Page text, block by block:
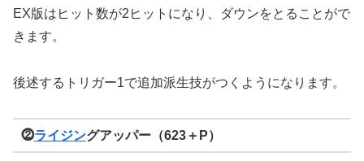
EX版はヒット数が2ヒットになり、ダウンをとることがで
きます。
後述するトリガー1で追加派生技がつくようになります。
⓶ライジングアッパー（623＋P）